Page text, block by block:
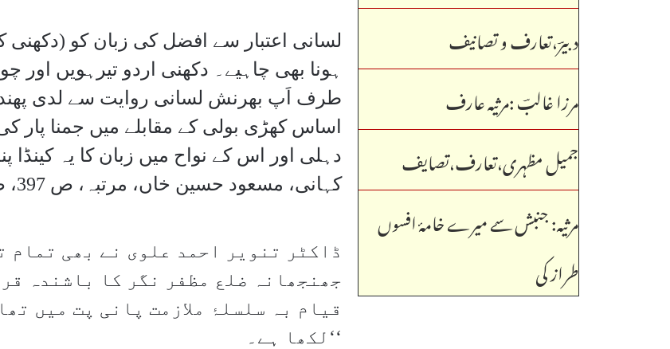
ہونا بھی چاہیے۔ دکھنی اردو تیرہویں
طرف اَپ بھرنش لسانی روایت سے لدی
اساس کھڑی بولی کے مقابلے میں جمنا پار
دہلی اور اس کے نواح میں زبان کا یہ
کہانی، مسعود حسین خاں، مرتبہ، ص 397، ص 396)
ڈاکٹر تنویر احمد علوی نے بھی تمام
جھنجھانہ ضلع مظفر نگر کا باشندہ
قیام بہ سلسلۂ ملازمت پانی پت میں
لکھا ہے۔‘‘
دبیرؔ،تعارف و تصانیف
مرزا غالبؔ ـ:مرثیہ عارف
جمیل مظہری،تعارف،تصایف
مرثیہ: جنبش سے میرے خامۂ افسوں
طراز کی